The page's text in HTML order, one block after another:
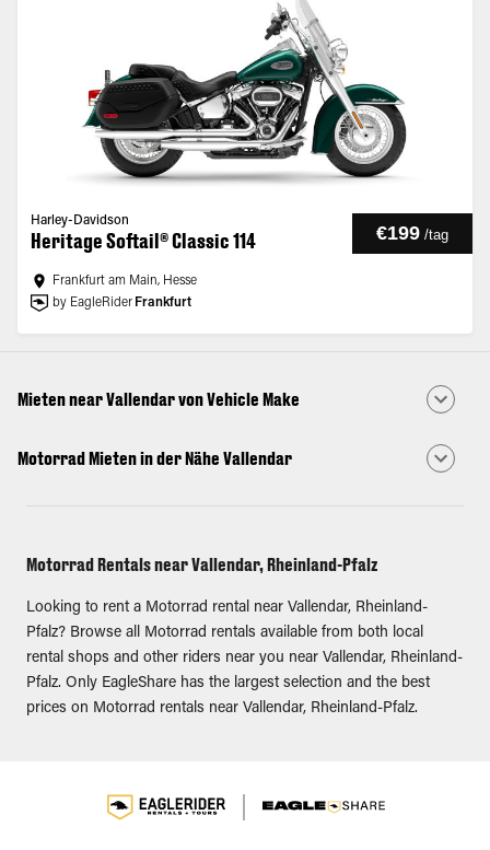
Harley-Davidson
Heritage Softail® Classic 114 €199 /tag
Frankfurt am Main, Hesse
by EagleRider Frankfurt
Mieten near Vallendar von Vehicle Make
Motorrad Mieten in der Nähe Vallendar
Motorrad Rentals near Vallendar, Rheinland-Pfalz
Looking to rent a Motorrad rental near Vallendar, Rheinland-
Pfalz? Browse all Motorrad rentals available from both local
rental shops and other riders near you near Vallendar, Rheinland-
Pfalz. Only EagleShare has the largest selection and the best
prices on Motorrad rentals near Vallendar, Rheinland-Pfalz.